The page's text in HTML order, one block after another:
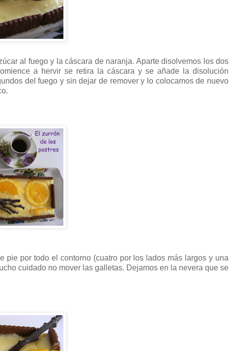
al fuego y la cáscara de naranja. Aparte disolvemos los dos
a hervir se retira la cáscara y se añade la disolución
del fuego y sin dejar de remover y lo colocamos de nuevo
por todo el contorno (cuatro por los lados más largos y una
cuidado no mover las galletas. Dejamos en la nevera que se